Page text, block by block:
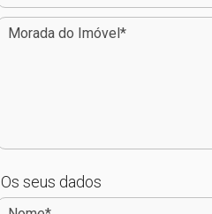
Os seus dados